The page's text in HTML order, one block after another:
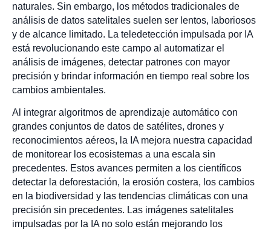
naturales. Sin embargo, los métodos tradicionales de
análisis de datos satelitales suelen ser lentos, laboriosos
y de alcance limitado. La teledetección impulsada por IA
está revolucionando este campo al automatizar el
análisis de imágenes, detectar patrones con mayor
precisión y brindar información en tiempo real sobre los
cambios ambientales.
Al integrar algoritmos de aprendizaje automático con
grandes conjuntos de datos de satélites, drones y
reconocimientos aéreos, la IA mejora nuestra capacidad
de monitorear los ecosistemas a una escala sin
precedentes. Estos avances permiten a los científicos
detectar la deforestación, la erosión costera, los cambios
en la biodiversidad y las tendencias climáticas con una
precisión sin precedentes. Las imágenes satelitales
impulsadas por la IA no solo están mejorando los